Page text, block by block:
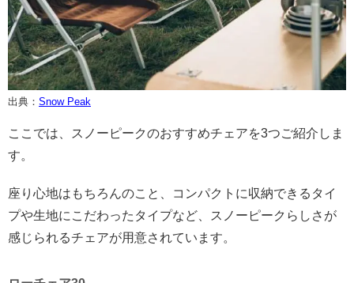
出典： Snow Peak
ここでは、スノーピークのおすすめチェアを3つご紹介しま
す。
座り心地はもちろんのこと、コンパクトに収納できるタイ
プや生地にこだわったタイプなど、スノーピークらしさが
感じられるチェアが用意されています。